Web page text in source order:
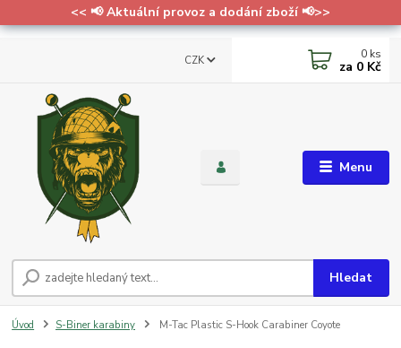
<< 📢 Aktuální provoz a dodání zboží 📢>>
Menu
CZK
Hledat
0 ks
za 0 Kč
Úvod S-Biner karabiny M-Tac Plastic S-Hook Carabiner Coyote